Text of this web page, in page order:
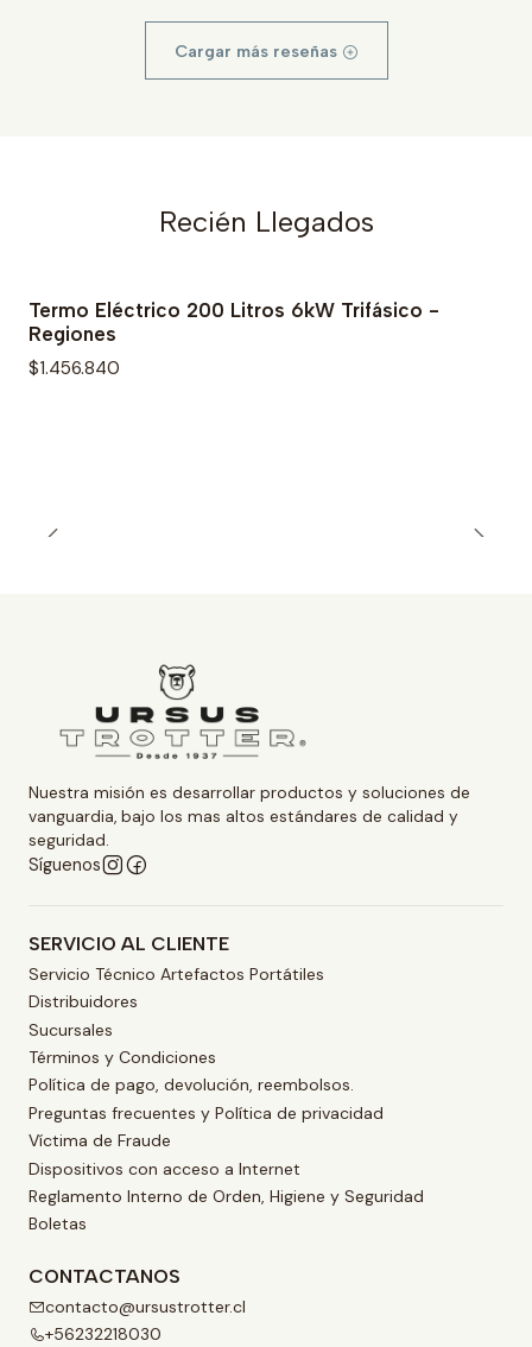
Cargar más reseñas
Recién Llegados
Termo Eléctrico 200 Litros 6kW Trifásico -
Regiones
$1.456.840
Nuestra misión es desarrollar productos y soluciones de
vanguardia, bajo los mas altos estándares de calidad y
seguridad.
Síguenos
SERVICIO AL CLIENTE
Servicio Técnico Artefactos Portátiles
Distribuidores
Sucursales
Términos y Condiciones
Política de pago, devolución, reembolsos.
Preguntas frecuentes y Política de privacidad
Víctima de Fraude
Dispositivos con acceso a Internet
Reglamento Interno de Orden, Higiene y Seguridad
Boletas
CONTACTANOS
contacto@ursustrotter.cl
+56232218030